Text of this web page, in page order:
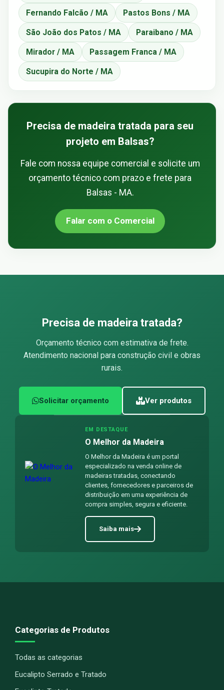
Fernando Falcão / MA Pastos Bons / MA
São João dos Patos / MA Paraibano / MA
Mirador / MA Passagem Franca / MA
Sucupira do Norte / MA
Precisa de madeira tratada para seu
projeto em Balsas?
Fale com nossa equipe comercial e solicite um
orçamento técnico com prazo e frete para
Balsas - MA.
Falar com o Comercial
Precisa de madeira tratada?
Orçamento técnico com estimativa de frete.
Atendimento nacional para construção civil e obras
rurais.
Solicitar orçamento Ver produtos
EM DESTAQUE
O Melhor da Madeira
O Melhor da Madeira é um portal
especializado na venda online de
madeiras tratadas, conectando
clientes, fornecedores e parceiros de
distribuição em uma experiência de
compra simples, segura e eficiente.
Saiba mais
Categorias de Produtos
Todas as categorias
Eucalipto Serrado e Tratado